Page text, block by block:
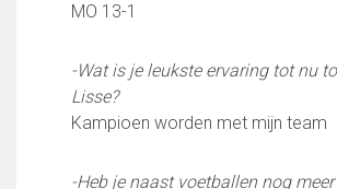
7 tegen 7 Voetbal (35+)
Walking Football
Uitslagen
Programma
MO 13-1
-Wat is je leukste ervaring tot nu
Lisse?
Kampioen worden met mijn team
-Heb je naast voetballen nog meer